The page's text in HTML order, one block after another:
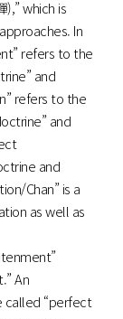
which is
In
refers to the
and
refers to the
and
and
Chan” is a
as well as
An
called “perfect